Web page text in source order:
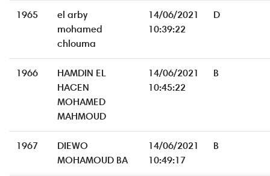
1965
el arby
mohamed
chlouma
14/06/2021
10:39:22
D
1966
HAMDIN EL
HACEN
MOHAMED
MAHMOUD
14/06/2021
10:45:22
B
1967
DIEWO
MOHAMOUD BA
14/06/2021
10:49:17
B